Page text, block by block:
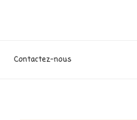
Contactez-nous